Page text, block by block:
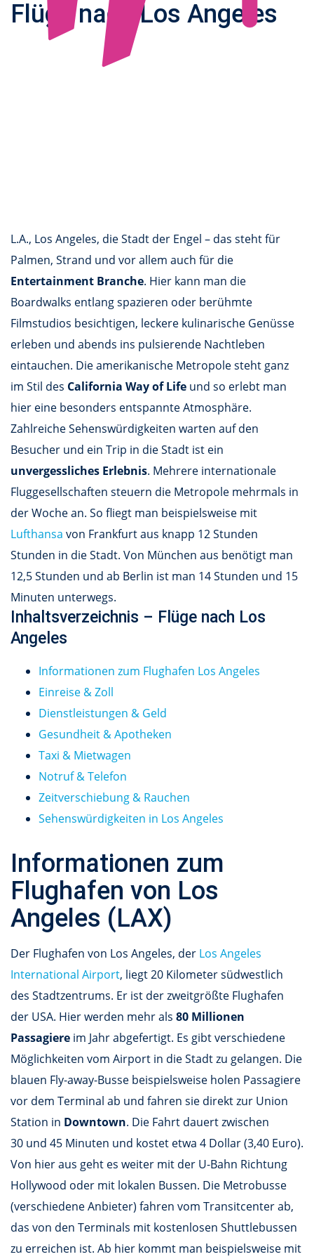
Flüge nach Los Angeles
L.A., Los Angeles, die Stadt der Engel – das steht für
Palmen, Strand und vor allem auch für die
Entertainment Branche. Hier kann man die
Boardwalks entlang spazieren oder berühmte
Filmstudios besichtigen, leckere kulinarische Genüsse
erleben und abends ins pulsierende Nachtleben
eintauchen. Die amerikanische Metropole steht ganz
im Stil des California Way of Life und so erlebt man
hier eine besonders entspannte Atmosphäre.
Zahlreiche Sehenswürdigkeiten warten auf den
Besucher und ein Trip in die Stadt ist ein
unvergessliches Erlebnis. Mehrere internationale
Fluggesellschaften steuern die Metropole mehrmals in
der Woche an. So fliegt man beispielsweise mit
Lufthansa von Frankfurt aus knapp 12 Stunden
Stunden in die Stadt. Von München aus benötigt man
12,5 Stunden und ab Berlin ist man 14 Stunden und 15
Minuten unterwegs.
Inhaltsverzeichnis – Flüge nach Los
Angeles
Informationen zum Flughafen Los Angeles
Einreise & Zoll
Dienstleistungen & Geld
Gesundheit & Apotheken
Taxi & Mietwagen
Notruf & Telefon
Zeitverschiebung & Rauchen
Sehenswürdigkeiten in Los Angeles
Informationen zum
Flughafen von Los
Angeles (LAX)
Der Flughafen von Los Angeles, der Los Angeles
International Airport, liegt 20 Kilometer südwestlich
des Stadtzentrums. Er ist der zweitgrößte Flughafen
der USA. Hier werden mehr als 80 Millionen
Passagiere im Jahr abgefertigt. Es gibt verschiedene
Möglichkeiten vom Airport in die Stadt zu gelangen. Die
blauen Fly-away-Busse beispielsweise holen Passagiere
vor dem Terminal ab und fahren sie direkt zur Union
Station in Downtown. Die Fahrt dauert zwischen
30 und 45 Minuten und kostet etwa 4 Dollar (3,40 Euro).
Von hier aus geht es weiter mit der U-Bahn Richtung
Hollywood oder mit lokalen Bussen. Die Metrobusse
(verschiedene Anbieter) fahren vom Transitcenter ab,
das von den Terminals mit kostenlosen Shuttlebussen
zu erreichen ist. Ab hier kommt man beispielsweise mit